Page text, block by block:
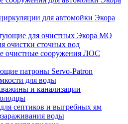
для автомойки Экора
для очистных Экора МО
очистки сточных вод
очистные сооружения ЛОС
патроны Servo-Patron
для воды
и канализации
септиков и выгребных ям
воды